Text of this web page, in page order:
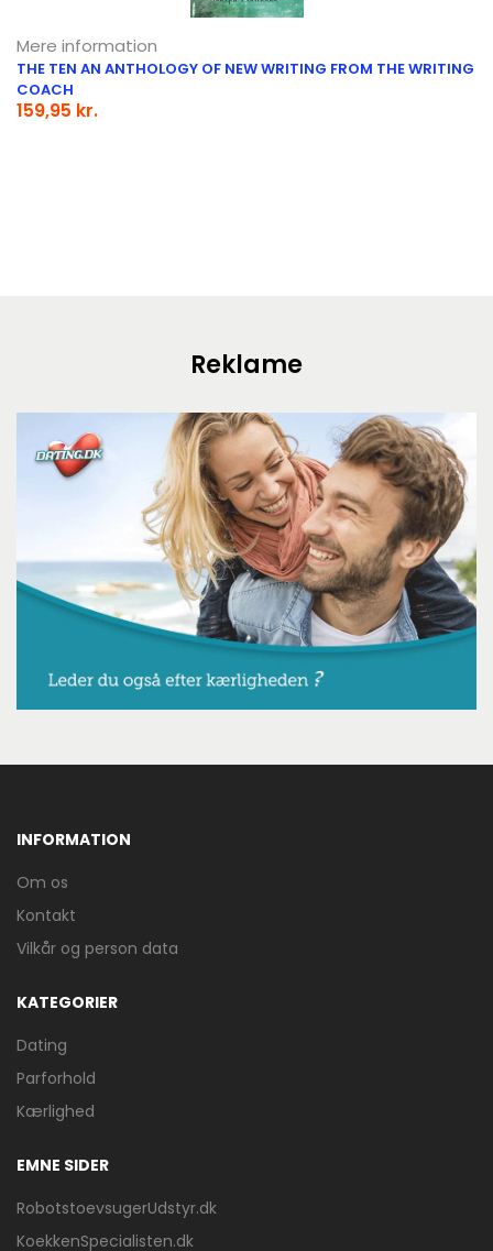
Mere information
THE TEN AN ANTHOLOGY OF NEW WRITING FROM THE WRITING
COACH
159,95 kr.
Reklame
INFORMATION
Om os
Kontakt
Vilkår og person data
KATEGORIER
Dating
Parforhold
Kærlighed
EMNE SIDER
RobotstoevsugerUdstyr.dk
KoekkenSpecialisten.dk